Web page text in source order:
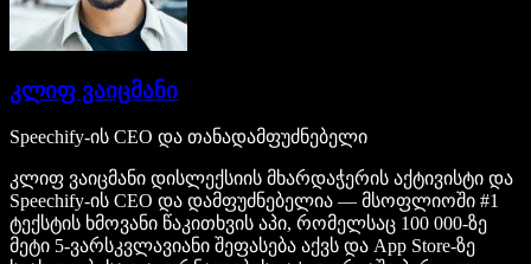
კლიფ ვაიცმანი
Speechify-ის CEO და თანადამფუძნებელი
კლიფ ვაიცმანი დისლექსიის მხარდაჭერის აქტივისტი და
Speechify-ის CEO და დამფუძნებელია — მსოფლიოში #1
ტექსტის ხმოვანი წაკითხვის აპი, რომელსაც 100 000-ზე
მეტი 5-ვარსკვლავიანი შეფასება აქვს და App Store-ზე